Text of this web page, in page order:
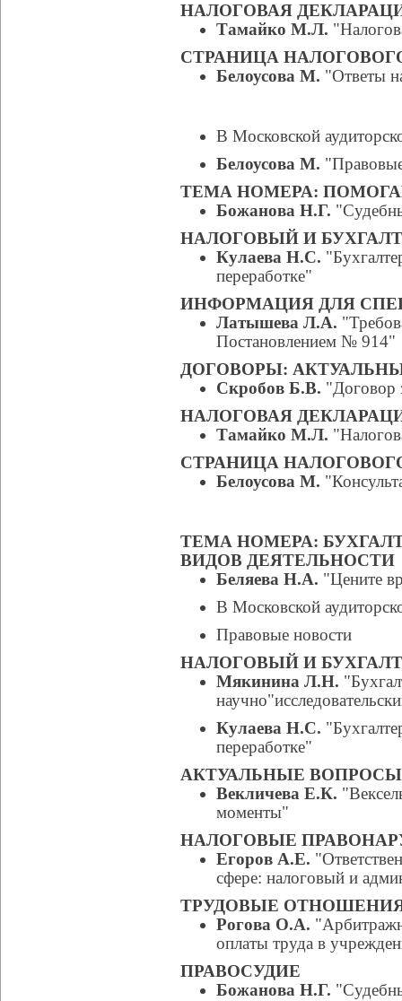
НАЛОГОВАЯ
Тамайко М.Л.
СТРАНИЦА
Белоусова М. "Ответы
В Московской
Белоусова М.
ТЕМА НОМЕРА:
Божанова Н.Г.
НАЛОГОВЫЙ И
Кулаева Н.С.
переработке"
ИНФОРМАЦИЯ ДЛЯ
Латышева Л.А.
Постановлением № 914"
ДОГОВОРЫ:
Скробов Б.В. "Договор
НАЛОГОВАЯ
Тамайко М.Л.
СТРАНИЦА
Белоусова М.
ТЕМА НОМЕРА:
ВИДОВ ДЕЯТЕЛЬНОСТИ
Беляева Н.А. "Цените
В Московской
Правовые новости
НАЛОГОВЫЙ И
Мякинина Л.Н.
Кулаева Н.С.
переработке"
АКТУАЛЬНЫЕ
Векличева Е.К.
моменты"
НАЛОГОВЫЕ
Егоров А.Е.
сфере: налоговый и
ТРУДОВЫЕ
Рогова О.А.
оплаты труда в
ПРАВОСУДИЕ
Божанова Н.Г.